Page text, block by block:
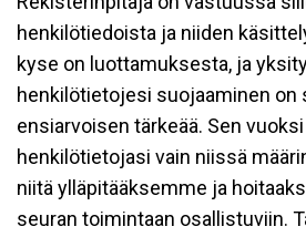
henkilötiedoista ja niiden
kyse on luottamuksesta, ja
henkilötietojesi suojaaminen on
ensiarvoisen tärkeää. Sen
henkilötietojasi vain niissä
niitä ylläpitääksemme ja
seuran toimintaan osallistuviin.